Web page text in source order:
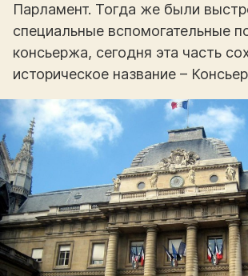
Парламент. Тогда же были
специальные вспомогательные
консьержа, сегодня эта часть
историческое название –